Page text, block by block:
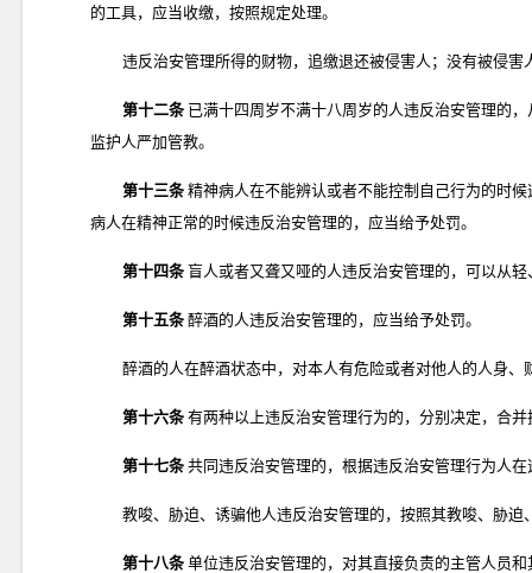
的工具，应当收缴，按照规定处理。
违反治安管理所得的财物，追缴退还被侵害人；没有被侵
第十二条 已满十四周岁不满十八周岁的人违反治安管理的
监护人严加管教。
第十三条 精神病人在不能辨认或者不能控制自己行为的时
病人在精神正常的时候违反治安管理的，应当给予处罚。
第十四条 盲人或者又聋又哑的人违反治安管理的，可以从
第十五条 醉酒的人违反治安管理的，应当给予处罚。
醉酒的人在醉酒状态中，对本人有危险或者对他人的人身
第十六条 有两种以上违反治安管理行为的，分别决定，合
第十七条 共同违反治安管理的，根据违反治安管理行为人
教唆、胁迫、诱骗他人违反治安管理的，按照其教唆、胁迫
第十八条 单位违反治安管理的，对其直接负责的主管人员